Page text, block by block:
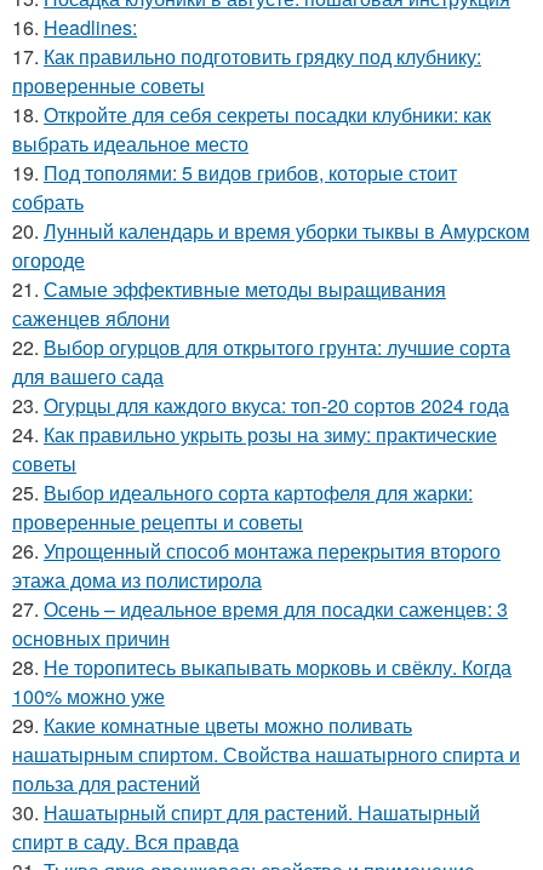
16. Headlines:
17. Как правильно подготовить грядку под клубнику:
проверенные советы
18. Откройте для себя секреты посадки клубники: как
выбрать идеальное место
19. Под тополями: 5 видов грибов, которые стоит
собрать
20. Лунный календарь и время уборки тыквы в Амурском
огороде
21. Самые эффективные методы выращивания
саженцев яблони
22. Выбор огурцов для открытого грунта: лучшие сорта
для вашего сада
23. Огурцы для каждого вкуса: топ-20 сортов 2024 года
24. Как правильно укрыть розы на зиму: практические
советы
25. Выбор идеального сорта картофеля для жарки:
проверенные рецепты и советы
26. Упрощенный способ монтажа перекрытия второго
этажа дома из полистирола
27. Осень – идеальное время для посадки саженцев: 3
основных причин
28. Не торопитесь выкапывать морковь и свёклу. Когда
100% можно уже
29. Какие комнатные цветы можно поливать
нашатырным спиртом. Свойства нашатырного спирта и
польза для растений
30. Нашатырный спирт для растений. Нашатырный
спирт в саду. Вся правда